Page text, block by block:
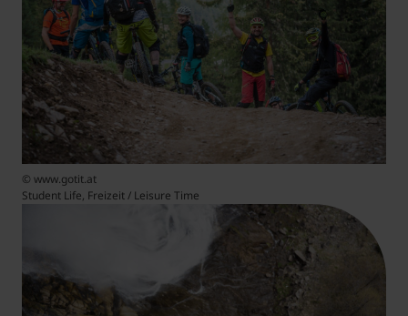
© www.gotit.at
Student Life, Freizeit / Leisure Time